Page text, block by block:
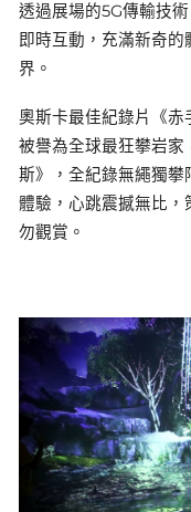
透過展場的5G傳輸技
即時互動，充滿新奇
界。
奧斯卡最佳紀錄片《赤
被譽為全球最狂攀岩
斯》，全紀錄無繩獨
體驗，心跳震撼無比
勿觀賞。